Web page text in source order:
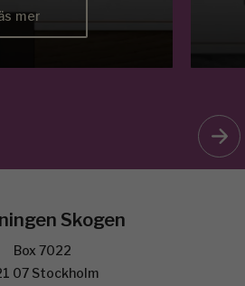
mer
Skogen
Box 7022
07 Stockholm